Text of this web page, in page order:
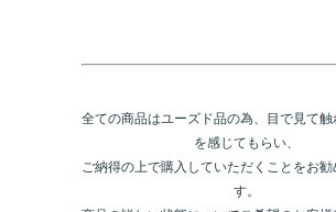
全ての商品はユーズド品の為、目で見て
を感じてもらい、
ご納得の上で購入していただくことをお勧
す。